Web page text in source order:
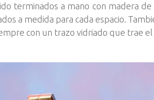
terminados a mano con madera
a medida para cada espacio.
con un trazo vidriado que trae